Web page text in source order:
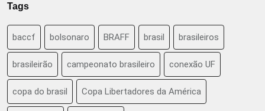
Tags
baccf bolsonaro BRAFF brasil brasileiros
brasileirão campeonato brasileiro conexão UF
copa do brasil Copa Libertadores da América